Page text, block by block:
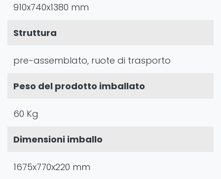
910x740x1380 mm
Struttura
pre-assemblato, ruote di trasporto
Peso del prodotto imballato
60 Kg
Dimensioni imballo
1675x770x220 mm